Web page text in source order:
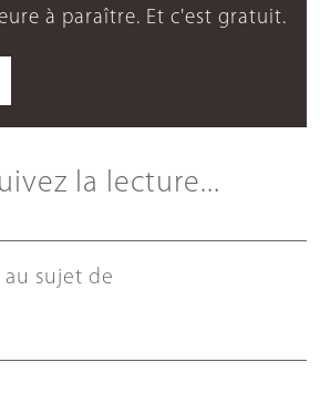
à paraître. Et c'est gratuit.
la lecture...
au sujet de